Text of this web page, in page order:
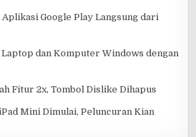
Google Play Langsung dari
dan Komputer Windows dengan
Fitur 2x, Tombol Dislike Dihapus
Mini Dimulai, Peluncuran Kian